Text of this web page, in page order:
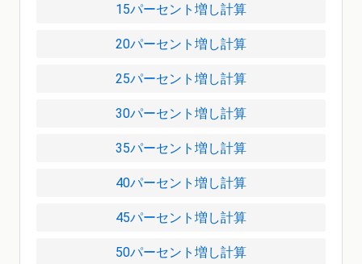
15パーセント増し計算
20パーセント増し計算
25パーセント増し計算
30パーセント増し計算
35パーセント増し計算
40パーセント増し計算
45パーセント増し計算
50パーセント増し計算